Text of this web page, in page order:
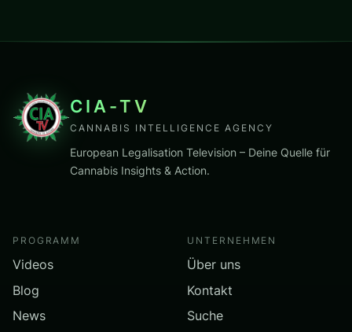
CIA-TV
CANNABIS INTELLIGENCE AGENCY
European Legalisation Television – Deine Quelle für
Cannabis Insights & Action.
PROGRAMM
Videos
Blog
News
UNTERNEHMEN
Über uns
Kontakt
Suche